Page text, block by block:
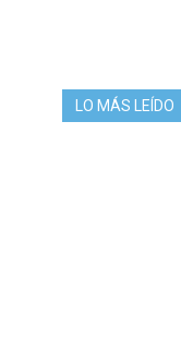
LO MÁS LEÍDO